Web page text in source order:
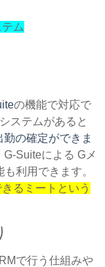
ム
の機能で対応で
ステムがあると
の確定ができま
G-Suiteによる Gメ
利用できます。
るミートという
で行う仕組みや